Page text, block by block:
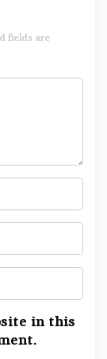
fields are
in this